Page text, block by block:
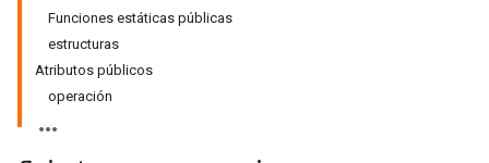
Funciones estáticas públicas
estructuras
Atributos públicos
operación